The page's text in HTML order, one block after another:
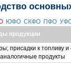
ЮФО СКФО ПФО
продукции
присадки к топливу
продукты